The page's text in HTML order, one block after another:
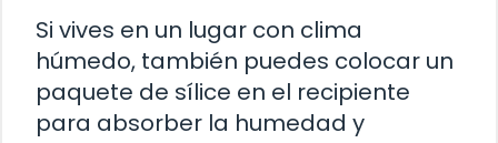
Si vives en un lugar con clima
húmedo, también puedes colocar un
paquete de sílice en el recipiente
para absorber la humedad y